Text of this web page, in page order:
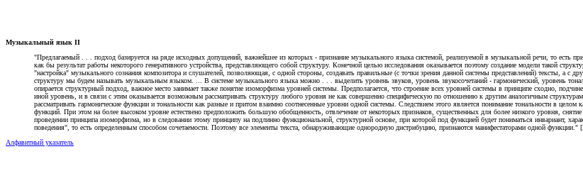
Музыкальный язык II
"Предлагаемый . . . подход базируется на ряде исходных допущений, важнейшее из которых - признание музыкального языка системой, реализуемой в музыкальной речи, то есть
как бы результат работы некоторого генеративного устройства, представляющего собой структуру. Конечной целью исследования оказывается поэтому создание модели такой
"настройка" музыкального сознания композитора и слушателей, позволяющая, с одной стороны, создавать правильные (с точки зрения данной системы представлений) тексты, а с
структуру мы будем называть музыкальным языком. ... В системе музыкального языка можно . . . выделить уровень звуков, уровень звукосочетаний - гармонический, уровень
опирается структурный подход, важное место занимает также понятие изоморфизма уровней системы. Предполагается, что строение всех уровней системы в принципе сходно,
иной уровень, и в связи с этим оказывается возможным рассматривать структуру любого уровня не как совершенно специфическую по отношению к другим аналогичным
рассматривать гармонические функции и тональности как разные и притом взаимно соотнесенные уровни одной системы. Следствием этого является понимание тональности в целом
функций. При этом на более высоком уровне естествено предположить большую обобщенность, отвлечение от некоторых признаков, существенных для более низкого уровня,
проведении принципа изоморфизма, но в следовании этому принципу на подлинно функциональной, структурной основе, при которой под функцией будет пониматься инвариант,
поведения", то есть определенным способом сочетаемости. Поэтому все элементы текста, обнаруживающие однородную дистрибуцию, признаются манифестаторами одной
Алфавитный указатель